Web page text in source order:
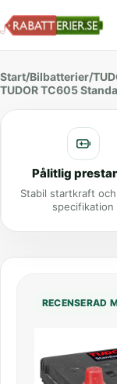
Start/Bilbatterier/
TUDOR TC605
Pålitlig
Stabil startkraft
specifikation
RECENSERAD